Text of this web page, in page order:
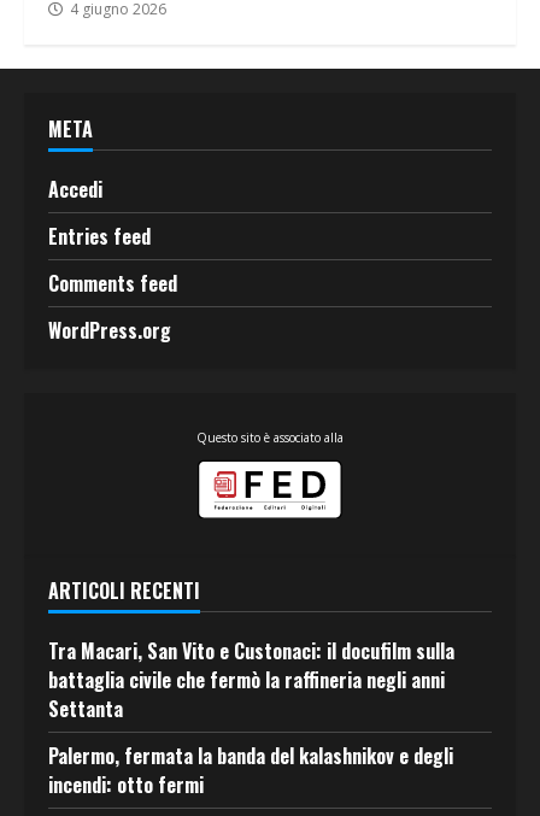
4 giugno 2026
META
Accedi
Entries feed
Comments feed
WordPress.org
Questo sito è associato alla
ARTICOLI RECENTI
Tra Macari, San Vito e Custonaci: il docufilm sulla
battaglia civile che fermò la raffineria negli anni
Settanta
Palermo, fermata la banda del kalashnikov e degli
incendi: otto fermi